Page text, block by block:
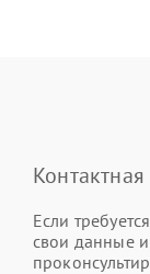
Если
свои данные